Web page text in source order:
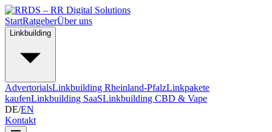
StartRatgeberÜber uns
Linkbuilding
AdvertorialsLinkbuilding Rheinland-PfalzLinkpakete
kaufenLinkbuilding SaaSLinkbuilding CBD & Vape
DE/EN
Kontakt